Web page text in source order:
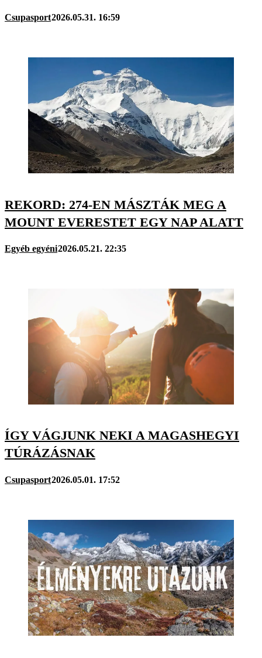
Csupasport2026.05.31. 16:59
REKORD: 274-EN MÁSZTÁK MEG A
MOUNT EVERESTET EGY NAP ALATT
Egyéb egyéni2026.05.21. 22:35
ÍGY VÁGJUNK NEKI A MAGASHEGYI
TÚRÁZÁSNAK
Csupasport2026.05.01. 17:52